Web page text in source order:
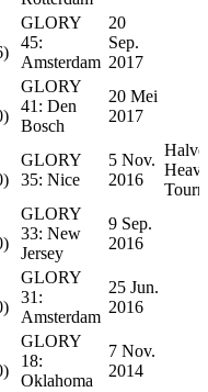
GLORY
45:
Amsterdam
20
Sep.
2017
GLORY
41: Den
Bosch
20 Mei
2017
GLORY
35: Nice
5 Nov.
2016
GLORY
33: New
Jersey
9 Sep.
2016
GLORY
31:
Amsterdam
25 Jun.
2016
GLORY
18:
Oklahoma
7 Nov.
2014